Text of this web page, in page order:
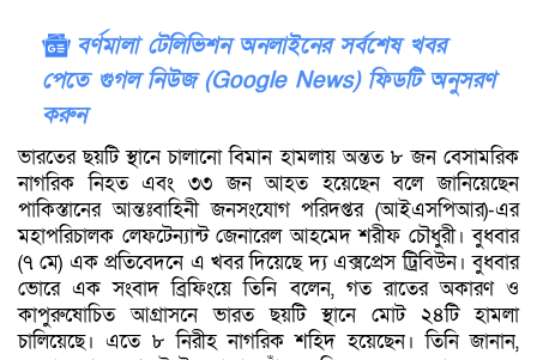
বর্ণমালা টেলিভিশন অনলাইনের সর্বশেষ খবর
পেতে গুগল নিউজ (Google News) ফিডটি অনুসরণ
করুন
ভারতের ছয়টি স্থানে চালানো বিমান হামলায় অন্তত ৮ জন বেসামরিক
নাগরিক নিহত এবং ৩৩ জন আহত হয়েছেন বলে জানিয়েছেন
পাকিস্তানের আন্তঃবাহিনী জনসংযোগ পরিদপ্তর (আইএসপিআর)-এর
মহাপরিচালক লেফটেন্যান্ট জেনারেল আহমেদ শরীফ চৌধুরী। বুধবার
(৭ মে) এক প্রতিবেদনে এ খবর দিয়েছে দ্য এক্সপ্রেস ট্রিবিউন। বুধবার
ভোরে এক সংবাদ ব্রিফিংয়ে তিনি বলেন, গত রাতের অকারণ ও
কাপুরুষোচিত আগ্রাসনে ভারত ছয়টি স্থানে মোট ২৪টি হামলা
চালিয়েছে। এতে ৮ নিরীহ নাগরিক শহিদ হয়েছেন। তিনি জানান,